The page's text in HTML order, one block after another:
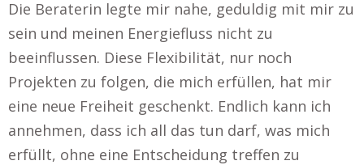
Die Beraterin legte mir nahe, geduldig mit mir zu
sein und meinen Energiefluss nicht zu
beeinflussen. Diese Flexibilität, nur noch
Projekten zu folgen, die mich erfüllen, hat mir
eine neue Freiheit geschenkt. Endlich kann ich
annehmen, dass ich all das tun darf, was mich
erfüllt, ohne eine Entscheidung treffen zu